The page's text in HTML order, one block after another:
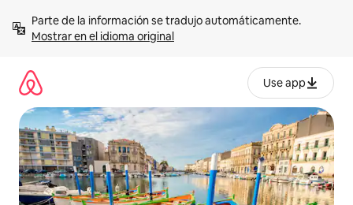
contenidoMostrar en el idioma original
Use app